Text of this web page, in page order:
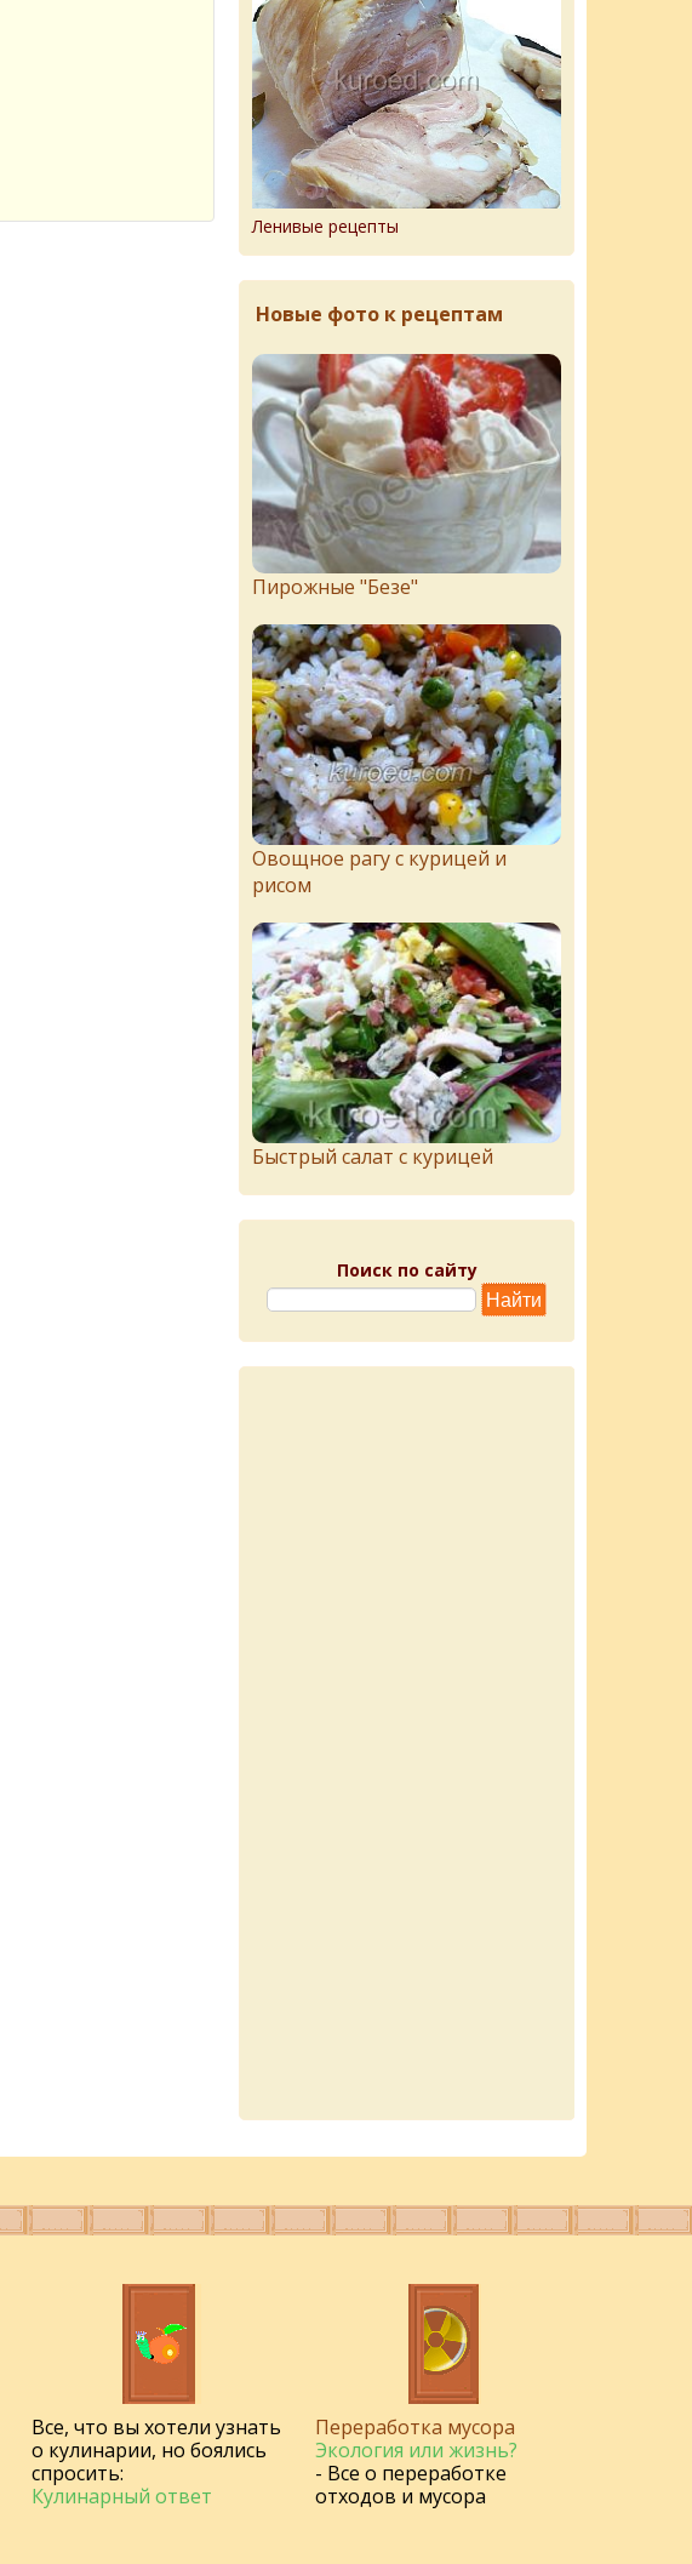
Ленивые рецепты
Новые фото к рецептам
Пирожныe "Бeзe"
Овощное рагу с курицей и
рисом
Быстрый салат с курицей
Поиск по сайту
Все, что вы хотели узнать
о кулинарии, но боялись
спросить:
Кулинарный ответ
Переработка мусора
Экология или жизнь?
- Все о переработке
отходов и мусора